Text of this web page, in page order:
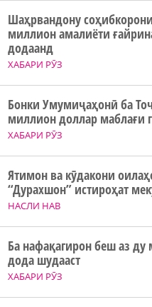
ХАБАРИ РӮЗ
Шаҳрвандону
миллион амалиёти
додаанд
ХАБАРИ РӮЗ
Бонки Умумиҷаҳонӣ ба
миллион доллар маблағи
НАСЛИ НАВ
Ятимон ва кӯдакони
“Дурахшон” истироҳат
ХАБАРИ РӮЗ
Ба нафақагирон беш аз
дода шудааст